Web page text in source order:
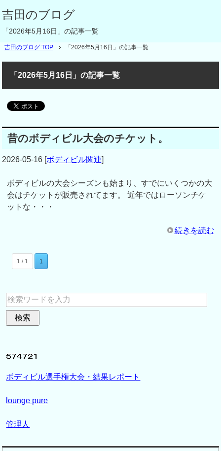
吉田のブログ
「2026年5月16日」の記事一覧
吉田のブログ TOP 「2026年5月16日」の記事一覧
「2026年5月16日」の記事一覧
昔のボディビル大会のチケット。
2026-05-16 [ボディビル関連]
ボディビルの大会シーズンも始まり、すでにいくつかの大
会はチケットが販売されてます。 近年ではローソンチケ
ットな・・・
続きを読む
1 / 1 1
ボディビル選手権大会・結果レポート
lounge pure
管理人